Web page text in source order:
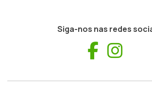
Siga-nos nas redes